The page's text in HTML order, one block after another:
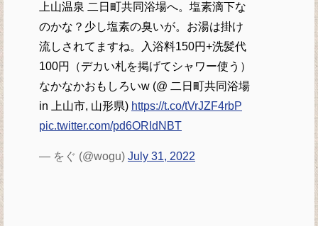
上山温泉 二日町共同浴場へ。塩素滴下な
のかな？少し塩素の臭いが。お湯は掛け
流しされてますね。入浴料150円+洗髪代
100円（デカい札を掲げてシャワー使う）
なかなかおもしろいw (@ 二日町共同浴場
in 上山市, 山形県) https://t.co/tVrJZF4rbP
pic.twitter.com/pd6ORIdNBT
— をぐ (@wogu) July 31, 2022